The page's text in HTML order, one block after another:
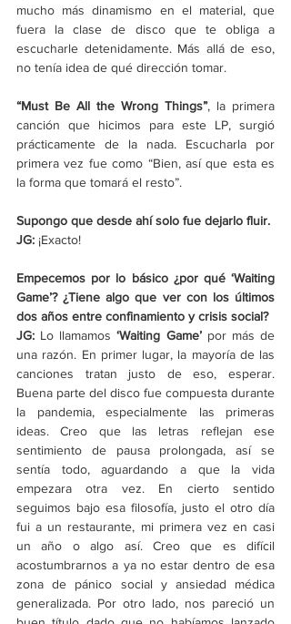
mucho más dinamismo en el material, que
fuera la clase de disco que te obliga a
escucharle detenidamente. Más allá de eso,
no tenía idea de qué dirección tomar.
“Must Be All the Wrong Things”, la primera
canción que hicimos para este LP, surgió
prácticamente de la nada. Escucharla por
primera vez fue como “Bien, así que esta es
la forma que tomará el resto”.
Supongo que desde ahí solo fue dejarlo fluir.
JG: ¡Exacto!
Empecemos por lo básico ¿por qué ‘Waiting
Game’? ¿Tiene algo que ver con los últimos
dos años entre confinamiento y crisis social?
JG: Lo llamamos ‘Waiting Game’ por más de
una razón. En primer lugar, la mayoría de las
canciones tratan justo de eso, esperar.
Buena parte del disco fue compuesta durante
la pandemia, especialmente las primeras
ideas. Creo que las letras reflejan ese
sentimiento de pausa prolongada, así se
sentía todo, aguardando a que la vida
empezara otra vez. En cierto sentido
seguimos bajo esa filosofía, justo el otro día
fui a un restaurante, mi primera vez en casi
un año o algo así. Creo que es difícil
acostumbrarnos a ya no estar dentro de esa
zona de pánico social y ansiedad médica
generalizada. Por otro lado, nos pareció un